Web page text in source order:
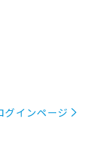
グインページ